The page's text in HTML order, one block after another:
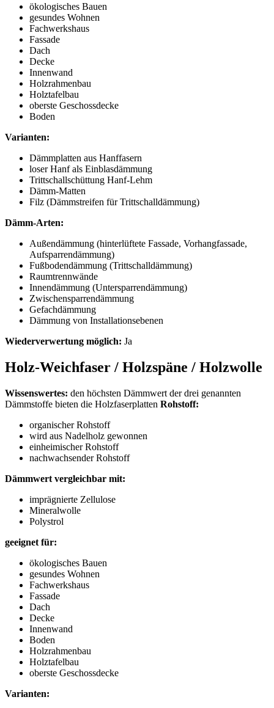
ökologisches Bauen
gesundes Wohnen
Fachwerkshaus
Fassade
Dach
Decke
Innenwand
Holzrahmenbau
Holztafelbau
oberste Geschossdecke
Boden
Varianten:
Dämmplatten aus Hanffasern
loser Hanf als Einblasdämmung
Trittschallschüttung Hanf-Lehm
Dämm-Matten
Filz (Dämmstreifen für Trittschalldämmung)
Dämm-Arten:
Außendämmung (hinterlüftete Fassade, Vorhangfassade,
Aufsparrendämmung)
Fußbodendämmung (Trittschalldämmung)
Raumtrennwände
Innendämmung (Untersparrendämmung)
Zwischensparrendämmung
Gefachdämmung
Dämmung von Installationsebenen
Wiederverwertung möglich: Ja
Holz-Weichfaser / Holzspäne / Holzwolle
Wissenswertes: den höchsten Dämmwert der drei genannten
Dämmstoffe bieten die Holzfaserplatten Rohstoff:
organischer Rohstoff
wird aus Nadelholz gewonnen
einheimischer Rohstoff
nachwachsender Rohstoff
Dämmwert vergleichbar mit:
imprägnierte Zellulose
Mineralwolle
Polystrol
geeignet für:
ökologisches Bauen
gesundes Wohnen
Fachwerkshaus
Fassade
Dach
Decke
Innenwand
Boden
Holzrahmenbau
Holztafelbau
oberste Geschossdecke
Varianten: